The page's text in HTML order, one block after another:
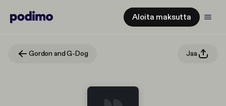
Aloita maksutta
Gordon and G-Dog Jaa